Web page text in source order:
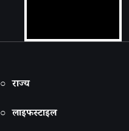
○ राज्य
○ लाइफस्टाइल